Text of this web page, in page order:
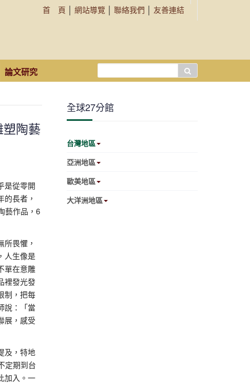
首 頁 網站導覽 聯絡我們 友善連結
論文研究
尋...
陶藝
是從零開
長者，
藝作品，6
畏懼，
人生像是
單在意雕
裡發光發
制，把每
說：「當
展，感受
及，特地
定期到台
加入。一
全球27分館
台灣地區
亞洲地區
歐美地區
大洋洲地區